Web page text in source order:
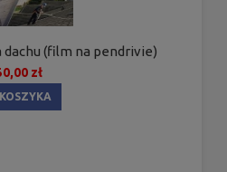
dachu (film na pendrivie)
zł